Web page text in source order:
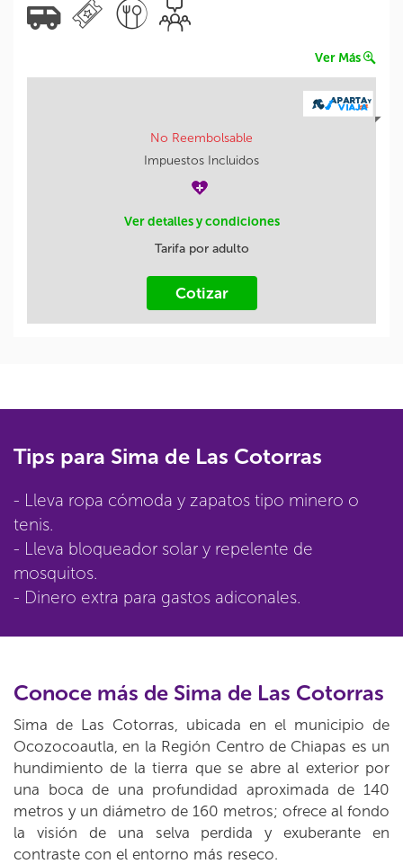
Ver Más
No Reembolsable
Impuestos Incluidos
Ver detalles y condiciones
Tarifa por adulto
Cotizar
Tips para Sima de Las Cotorras
- Lleva ropa cómoda y zapatos tipo minero o
tenis.
- Lleva bloqueador solar y repelente de
mosquitos.
- Dinero extra para gastos adiconales.
Conoce más de Sima de Las Cotorras
Sima de Las Cotorras, ubicada en el municipio de
Ocozocoautla, en la Región Centro de Chiapas es un
hundimiento de la tierra que se abre al exterior por
una boca de una profundidad aproximada de 140
metros y un diámetro de 160 metros; ofrece al fondo
la visión de una selva perdida y exuberante en
contraste con el entorno más reseco.